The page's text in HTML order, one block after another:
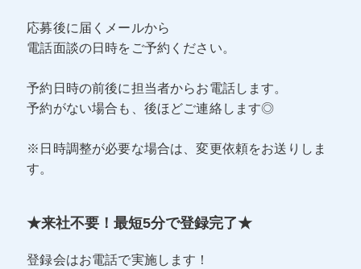
応募後に届くメールから
電話面談の日時をご予約ください。
予約日時の前後に担当者からお電話します。
予約がない場合も、後ほどご連絡します◎
※日時調整が必要な場合は、変更依頼をお送りしま
す。
★来社不要！最短5分で登録完了★
登録会はお電話で実施します！